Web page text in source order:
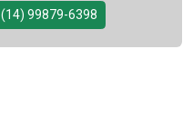
(14) 99879-6398